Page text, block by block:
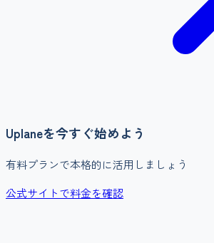
Uplaneを今すぐ始めよう
有料プランで本格的に活用しましょう
公式サイトで料金を確認